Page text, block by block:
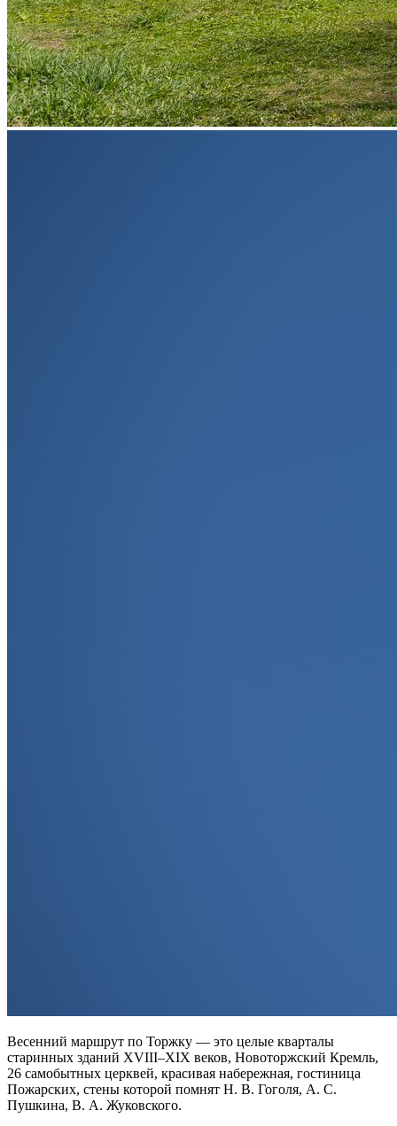
Весенний маршрут по Торжку — это целые кварталы
старинных зданий XVIII–XIX веков, Новоторжский Кремль,
26 самобытных церквей, красивая набережная, гостиница
Пожарских, стены которой помнят Н. В. Гоголя, А. С.
Пушкина, В. А. Жуковского.